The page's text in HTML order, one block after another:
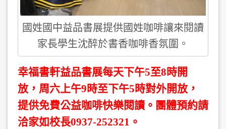
國姓國中益品書展提供國姓咖啡讓來閱讀
家長學生沈醉於書香咖啡香氛圍。
幸福書軒益品書展每天下午5至8時開
放，周六上午9時至下午5時對外開放，
提供免費公益咖啡快樂閱讀。團體預約請
洽家如校長0937-252321。